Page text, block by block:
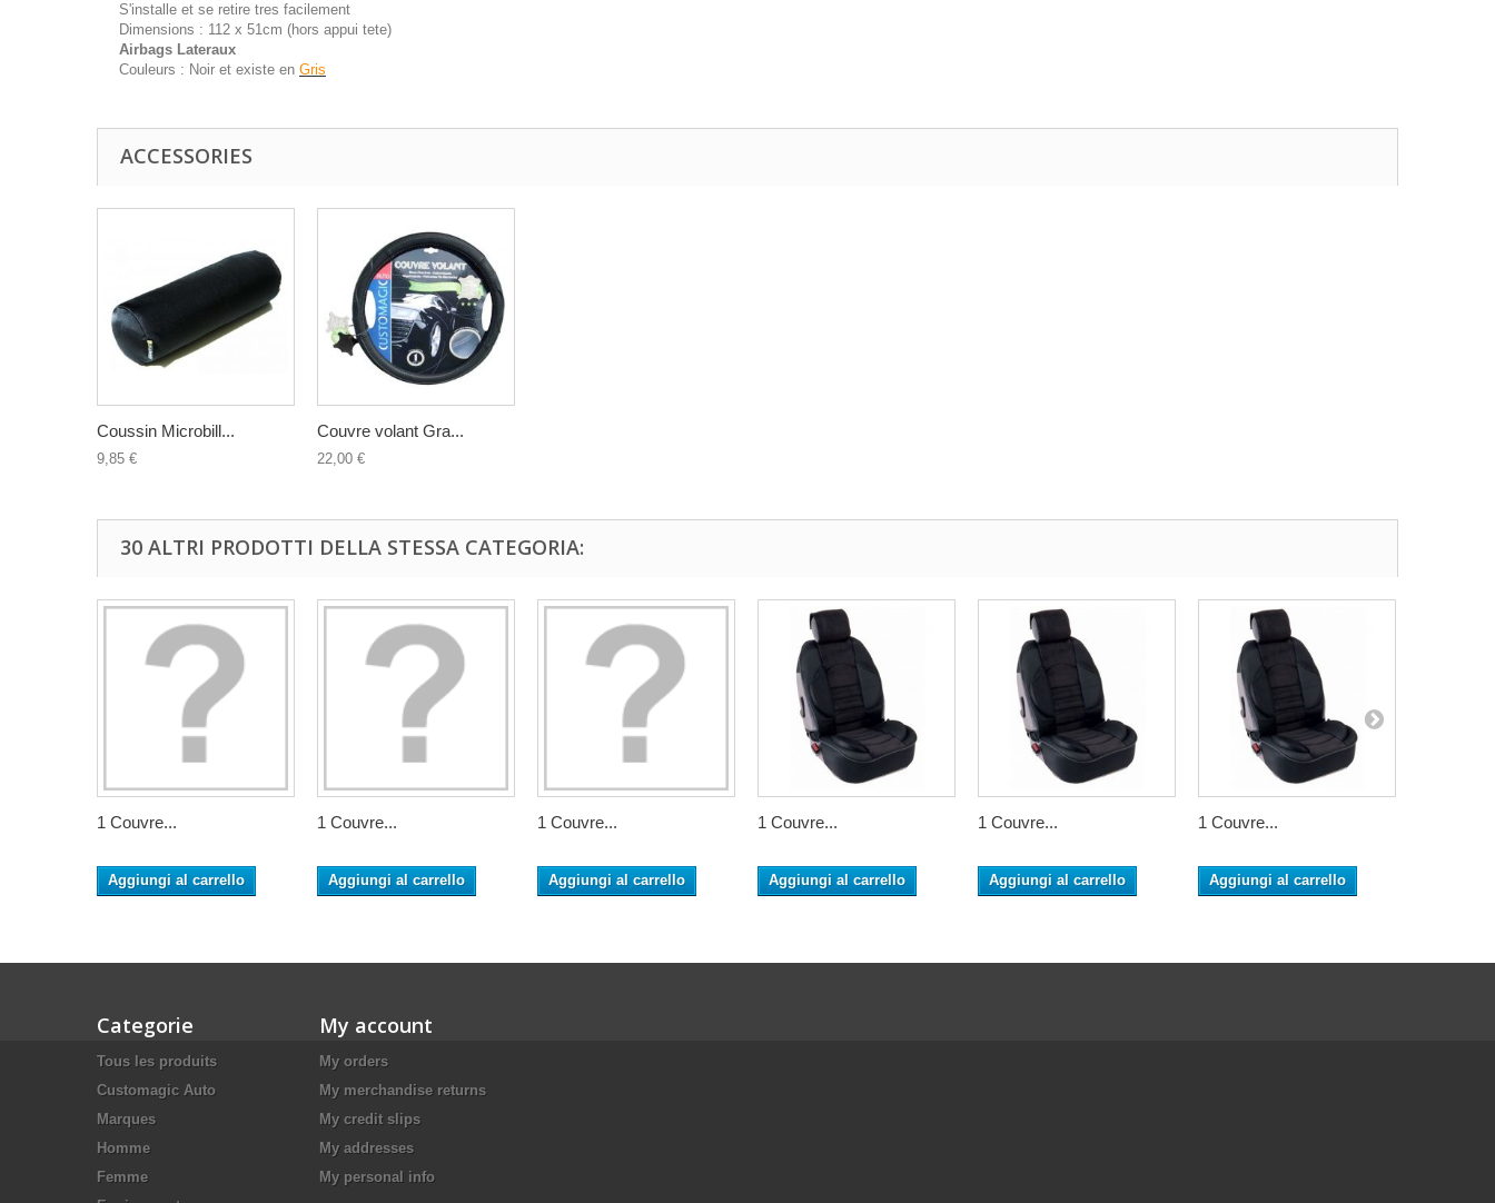
S'installe et se retire tres facilement
Dimensions : 112 x 51cm (hors appui tete)
Airbags Lateraux
Couleurs : Noir et existe en Gris
ACCESSORIES
Coussin Microbill...
9,85 €
Couvre volant Gra...
22,00 €
30 ALTRI PRODOTTI DELLA STESSA CATEGORIA:
1 Couvre...
Aggiungi al carrello
1 Couvre...
Aggiungi al carrello
1 Couvre...
Aggiungi al carrello
1 Couvre...
Aggiungi al carrello
1 Couvre...
Aggiungi al carrello
1 Couvre...
Aggiungi al carrello
Categorie
Tous les produits
Customagic Auto
Marques
Homme
Femme
My account
My orders
My merchandise returns
My credit slips
My addresses
My personal info